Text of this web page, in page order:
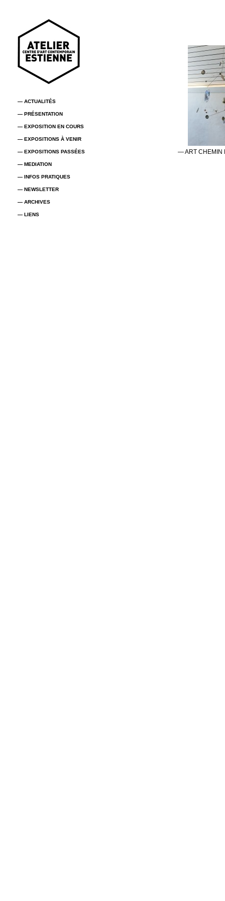
— ACTUALITÉS
— PRÉSENTATION
— EXPOSITION EN COURS
— EXPOSITIONS À VENIR
— EXPOSITIONS PASSÉES
— MEDIATION
— INFOS PRATIQUES
— NEWSLETTER
— ARCHIVES
— LIENS
— ART CHEMIN